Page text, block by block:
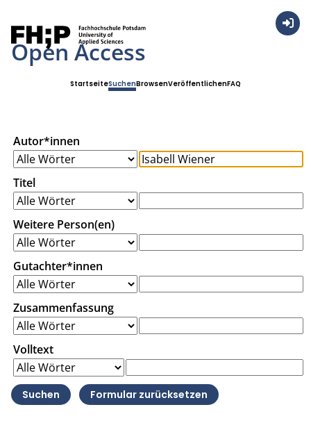
Open Access
StartseiteSuchenBrowsenVeröffentlichenFAQ
Autor*innen
Titel
Weitere Person(en)
Gutachter*innen
Zusammenfassung
Volltext